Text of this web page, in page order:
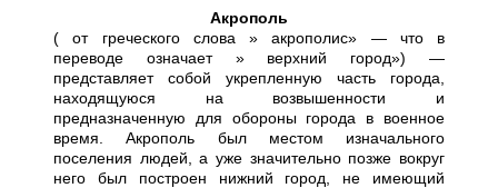
Акрополь
( от греческого слова » акрополис» — что в
переводе означает » верхний город») —
представляет собой укрепленную часть города,
находящуюся на возвышенности и
предназначенную для обороны города в военное
время. Акрополь был местом изначального
поселения людей, а уже значительно позже вокруг
него был построен нижний город, не имеющий